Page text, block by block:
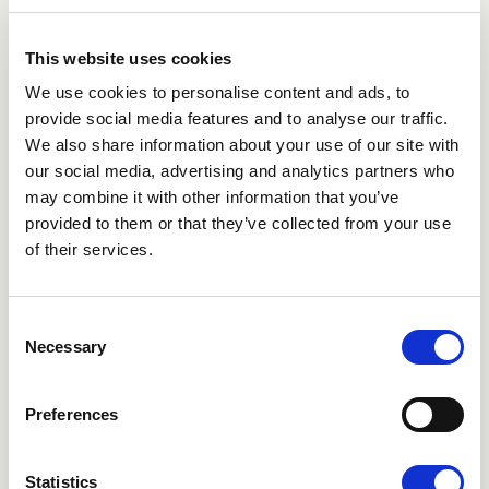
This website uses cookies
We use cookies to personalise content and ads, to
provide social media features and to analyse our traffic.
We also share information about your use of our site with
our social media, advertising and analytics partners who
may combine it with other information that you’ve
provided to them or that they’ve collected from your use
of their services.
Selection
Necessary
Preferences
Statistics
kolla hur det blev. Hon tog lite bilder med sin
familj som visste om att hon skulle göra en
hårtransplantation.
– De tyckte det var coolt att jag hade gjort det. Men
min man hade förväntat sig att det skulle se
blodigare ut än vad det gjorde, att man skulle få
stora hål efteråt. Så han sa bara, ”jaha, såg det bara
ut sådär. Det var väl inget speciellt.” Folk tycker bara
det har gjort, att man kan göra något sånt här. De
Före- och efterbilder på